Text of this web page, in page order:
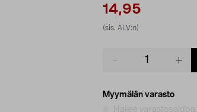
14,95
(sis. ALV:n)
Myymälän varasto
Hakee varastosaldoa...